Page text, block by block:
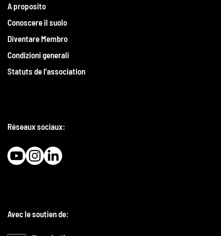
A proposito
Conoscere il suolo
Diventare Membro
Condizioni generali
Statuts de l'association
Réseaux sociaux:
Avec le soutien de: